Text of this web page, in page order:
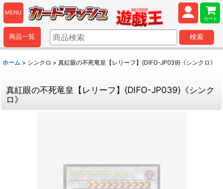
MENU
カート
商品一覧 検索
ホーム > シンクロ > 真紅眼の不死竜皇【レリーフ】{DIFO-JP039}《シンクロ》
真紅眼の不死竜皇【レリーフ】{DIFO-JP039}《シンク
ロ》